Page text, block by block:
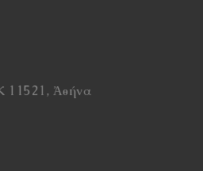
11521, Ἀθήνα